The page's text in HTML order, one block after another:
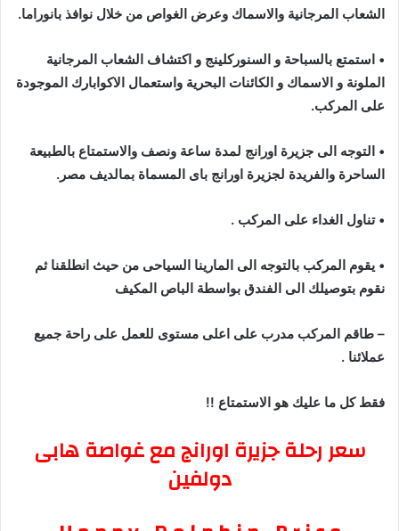
الشعاب المرجانية والاسماك وعرض الغواص من خلال نوافذ بانوراما.
• استمتع بالسباحة و السنوركلينج و اكتشاف الشعاب المرجانية
الملونة و الاسماك و الكائنات البحرية واستعمال الاكوابارك الموجودة
على المركب.
• التوجه الى جزيرة اورانج لمدة ساعة ونصف والاستمتاع بالطبيعة
الساحرة والفريدة لجزيرة اورانج باى المسماة بمالديف مصر.
• تناول الغداء على المركب .
• يقوم المركب بالتوجه الى المارينا السياحى من حيث انطلقنا ثم
نقوم بتوصيلك الى الفندق بواسطة الباص المكيف
– طاقم المركب مدرب على اعلى مستوى للعمل على راحة جميع
عملائنا .
فقط كل ما عليك هو الاستمتاع !!
سعر رحلة جزيرة اورانج مع غواصة هابى
دولفين